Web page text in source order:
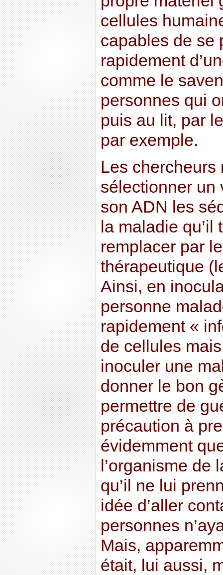
cellules
capables de se
rapidement
comme le
personnes qui
puis au lit, par
par exemple.
Les chercheurs
sélectionner un
son ADN les
la maladie
remplacer par
thérapeutique
Ainsi, en
personne
rapidement «
de cellules
inoculer une
donner le bon
permettre de
précaution à
évidemment
l’organisme de
qu’il ne lui
idée d’aller
personnes
Mais,
était, lui aussi,